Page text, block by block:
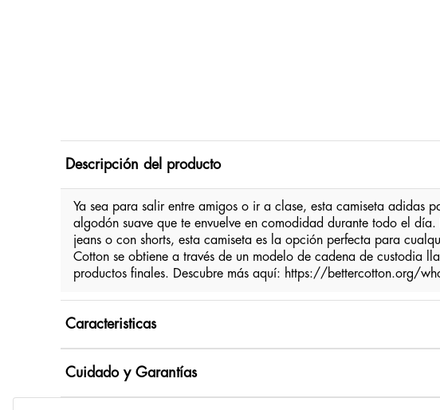
Descripción del producto
Ya sea para salir entre amigos o ir a clase, esta camiseta adidas
algodón suave que te envuelve en comodidad durante todo el
jeans o con shorts, esta camiseta es la opción perfecta para
Cotton se obtiene a través de un modelo de cadena de custodia
productos finales. Descubre más aquí: https://bettercotton.org/
Caracteristicas
Cuidado y Garantías